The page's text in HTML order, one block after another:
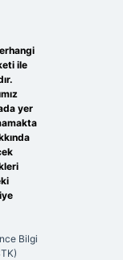
ile
yer
Bilgi